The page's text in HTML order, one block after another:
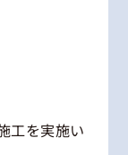
工を実施い